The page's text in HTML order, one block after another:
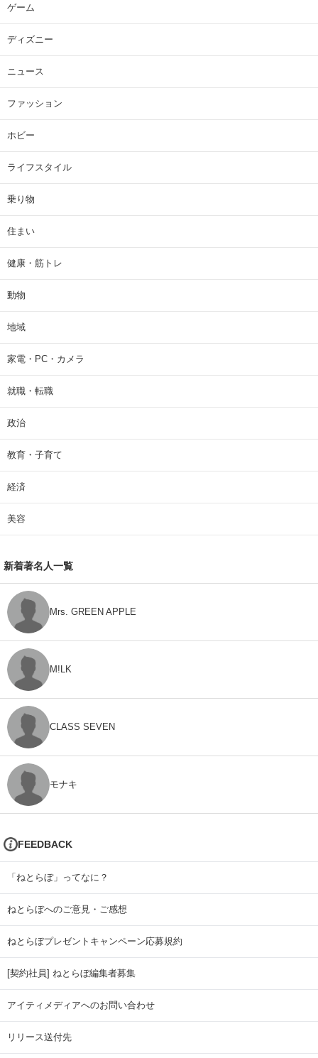
ゲーム
ディズニー
ニュース
ファッション
ホビー
ライフスタイル
乗り物
住まい
健康・筋トレ
動物
地域
家電・PC・カメラ
就職・転職
政治
教育・子育て
経済
美容
新着著名人一覧
Mrs. GREEN APPLE
M!LK
CLASS SEVEN
モナキ
FEEDBACK
「ねとらぼ」ってなに？
ねとらぼへのご意見・ご感想
ねとらぼプレゼントキャンペーン応募規約
[契約社員] ねとらぼ編集者募集
アイティメディアへのお問い合わせ
リリース送付先